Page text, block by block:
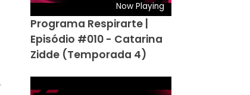
Now Playing
Programa Respirarte |
Episódio #010 - Catarina
Zidde (Temporada 4)